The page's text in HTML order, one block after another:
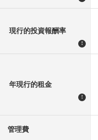
現行的投資報酬率
!
年現行的租金
!
管理費